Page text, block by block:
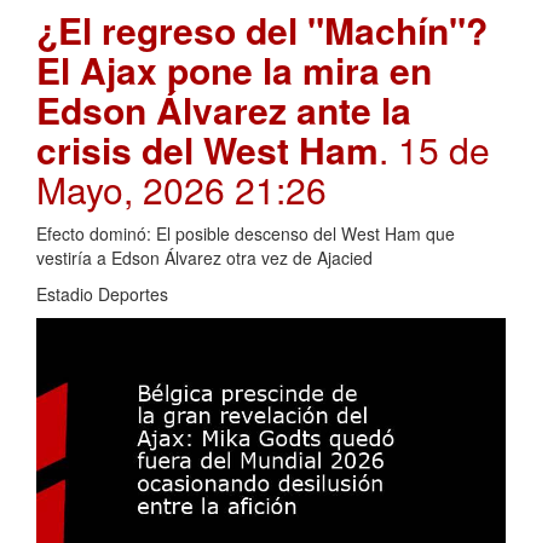
¿El regreso del "Machín"?
El Ajax pone la mira en
Edson Álvarez ante la
crisis del West Ham. 15 de
Mayo, 2026 21:26
Efecto dominó: El posible descenso del West Ham que
vestiría a Edson Álvarez otra vez de Ajacied
Estadio Deportes